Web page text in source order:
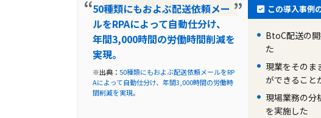
50種類にもおよぶ配送依頼メー
ルをRPAによって自動仕分け、
年間3,000時間の労働時間削減を
実現。
※出典： 50種類にもおよぶ配送依頼メールをRP
Aによって自動仕分け、年間3,000時間の労働時
間削減を実現。
この導入事例
BtoC配送の
た
現業をそのま
ができること
現場業務の分
を実施した